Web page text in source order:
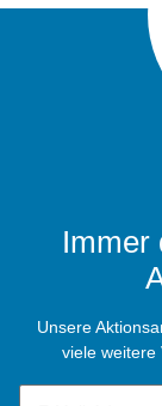
Immer
Unsere
viele weitere